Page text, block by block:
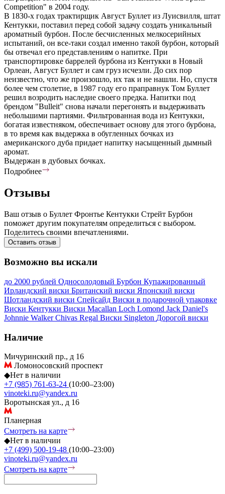
Competition" в 2004 году.
В 1830-х годах трактирщик Август Буллет из Луисвилля, штат
Кентукки, поставил перед собой задачу создать уникальный
ароматный бурбон. После бесчисленных мелкосерийных
испытаний, он все-таки создал именно такой бурбон, который
бы отвечал его представлениям о напитке. При
транспортировке баррелей бурбона из Кентукки в Новый
Орлеан, Август Буллет и сам груз исчезли. До сих пор
неизвестно, что же произошло, их так и не нашли. Но, спустя
более чем столетие, в 1987 году его праправнук Том Буллет
решил возродить наследие своего предка. Напитки под
брендом "Bulleit" снова начали перегонять и выдерживать
небольшими партиями. Фильтрованная вода из Кентукки,
богатая известняком, обеспечивает основу для этого бурбона,
в то время как выдержка в обугленных бочках из
американского дуба придает напитку насыщенный дымный
аромат.
Выдержан в дубовых бочках.
Подробнее
Отзывы
Ваш отзыв о Буллет Фронтье Кентукки Стрейт Бурбон
поможет другим покупателям определиться с выбором.
Поделитесь своими впечатлениями.
Оставить отзыв
Возможно вы искали
до 2000 рублей Односолодовый Бурбон Купажированный
Ирландский виски Британский виски Японский виски
Шотландский виски Спейсайд Виски в подарочной упаковке
Виски Кентукки Виски Macallan Loch Lomond Jack Daniel's
Johnnie WalkerChivas Regal Виски Singleton Дорогой виски
Наличие
Мичуринский пр., д 16
Ломоносовский проспект
◆Нет в наличии
+7 (985) 761-63-24 (10:00–23:00)
vinoteki.ru@yandex.ru
Воротынская ул., д 16
Планерная
Смотреть на карте
◆Нет в наличии
+7 (499) 500-19-48 (10:00–23:00)
vinoteki.ru@yandex.ru
Смотреть на карте